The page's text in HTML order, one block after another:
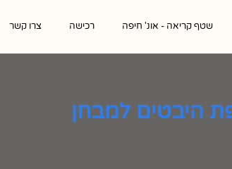
שטף קריאה - אונ' חיפה רכישה צרו קשר
היבטים למבחן